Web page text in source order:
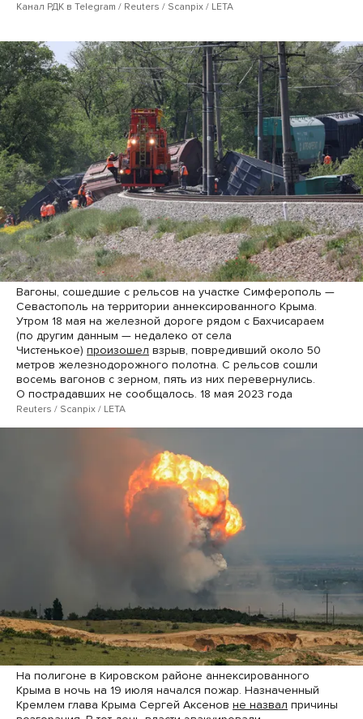
Канал РДК в Telegram / Reuters / Scanpix / LETA
Вагоны, сошедшие с рельсов на участке Симферополь —
Севастополь на территории аннексированного Крыма.
Утром 18 мая на железной дороге рядом с Бахчисараем
(по другим данным — недалеко от села
Чистенькое) произошел взрыв, повредивший около 50
метров железнодорожного полотна. С рельсов сошли
восемь вагонов с зерном, пять из них перевернулись.
О пострадавших не сообщалось. 18 мая 2023 года
Reuters / Scanpix / LETA
На полигоне в Кировском районе аннексированного
Крыма в ночь на 19 июля начался пожар. Назначенный
Кремлем глава Крыма Сергей Аксенов не назвал причины